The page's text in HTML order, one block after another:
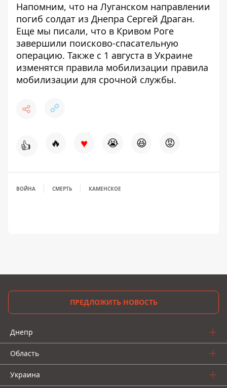
Напомним, что на Луганском направлении
погиб солдат из Днепра Сергей Драган.
Еще мы писали, что в Кривом Роге
завершили поисково-спасательную
операцию. Также с 1 августа в Украине
изменятся правила мобилизации правила
мобилизации для срочной службы.
👍 🔥 ♥ 😭 😆 😡
ВОЙНА СМЕРТЬ КАМЕНСКОЕ
ПРЕДЛОЖИТЬ НОВОСТЬ
Днепр
Область
Украина